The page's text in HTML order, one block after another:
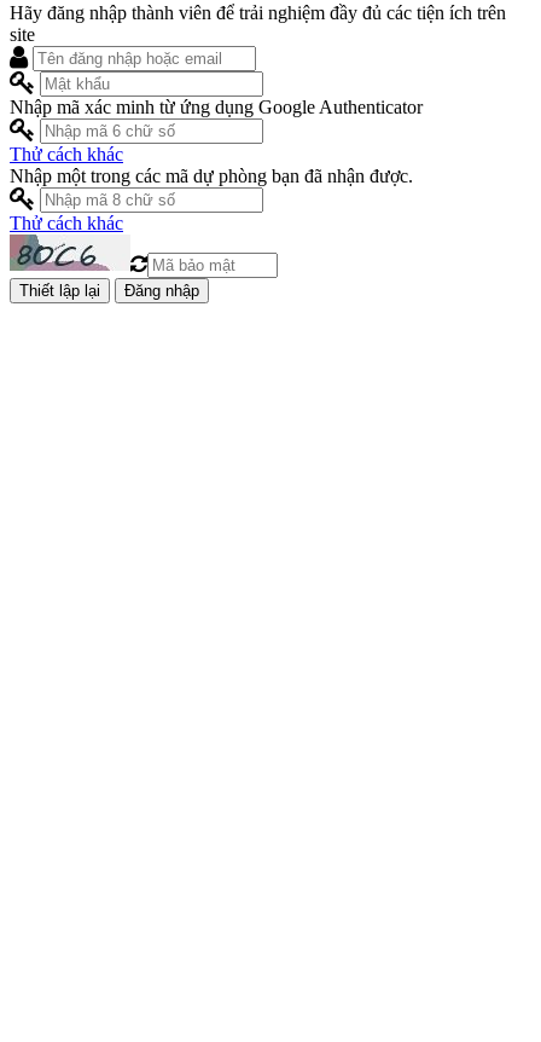
Hãy đăng nhập thành viên để trải nghiệm đầy đủ các tiện ích trên
site
Nhập mã xác minh từ ứng dụng Google Authenticator
Thử cách khác
Nhập một trong các mã dự phòng bạn đã nhận được.
Thử cách khác
Đăng nhập